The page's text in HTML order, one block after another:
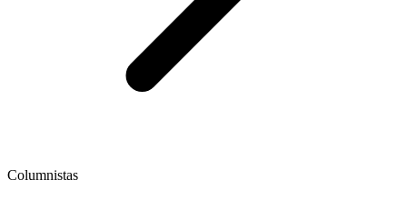
Columnistas